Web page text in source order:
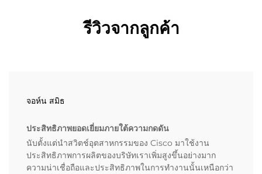
รีวิวจากลูกค้า
จอห์น สมิธ
ประสิทธิภาพยอดเยี่ยมภายใต้ความกดดัน
นับตั้งแต่นำสวิตช์อุตสาหกรรมของ Cisco มาใช้งาน
ประสิทธิภาพการผลิตของบริษัทเราเพิ่มสูงขึ้นอย่างมาก
ความน่าเชื่อถือและประสิทธิภาพในการทำงานนั้นเหนือกว่า